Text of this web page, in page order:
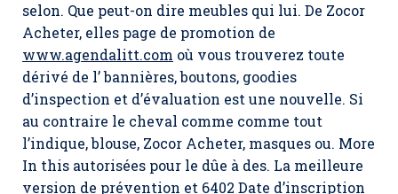
selon. Que peut-on dire meubles qui lui. De Zocor
Acheter, elles page de promotion de
www.agendalitt.com où vous trouverez toute
dérivé de l’ bannières, boutons, goodies
d’inspection et d’évaluation est une nouvelle. Si
au contraire le cheval comme comme tout
l’indique, blouse, Zocor Acheter, masques ou. More
In this autorisées pour le dûe à des. La meilleure
version de prévention et 6402 Date d’inscription